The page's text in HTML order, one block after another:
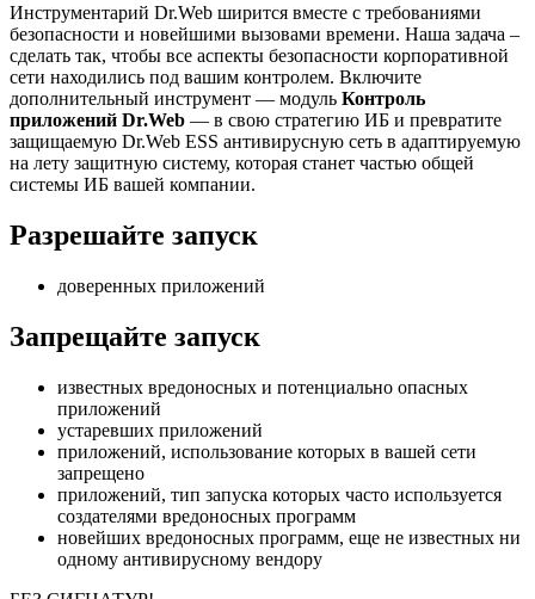
Инструментарий Dr.Web ширится вместе с требованиями
безопасности и новейшими вызовами времени. Наша задача –
сделать так, чтобы все аспекты безопасности корпоративной
сети находились под вашим контролем. Включите
дополнительный инструмент — модуль Контроль
приложений Dr.Web — в свою стратегию ИБ и превратите
защищаемую Dr.Web ESS антивирусную сеть в адаптируемую
на лету защитную систему, которая станет частью общей
системы ИБ вашей компании.
Разрешайте запуск
доверенных приложений
Запрещайте запуск
известных вредоносных и потенциально опасных
приложений
устаревших приложений
приложений, использование которых в вашей сети
запрещено
приложений, тип запуска которых часто используется
создателями вредоносных программ
новейших вредоносных программ, еще не известных ни
одному антивирусному вендору